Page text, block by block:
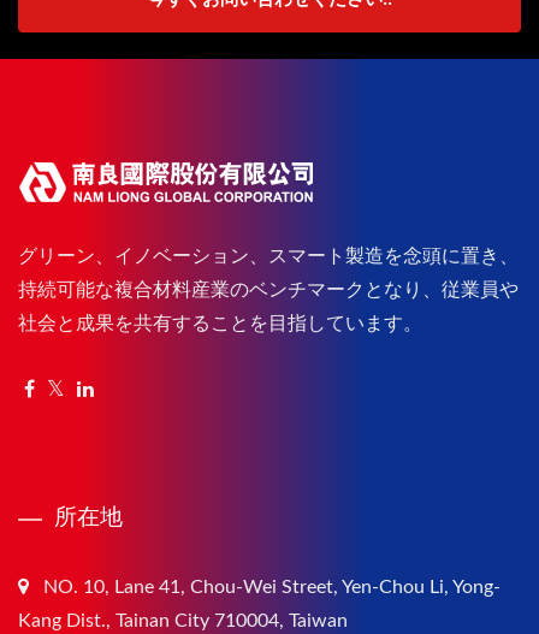
グリーン、イノベーション、スマート製造を念頭に置き、
持続可能な複合材料産業のベンチマークとなり、従業員や
社会と成果を共有することを目指しています。
所在地
NO. 10, Lane 41, Chou-Wei Street, Yen-Chou Li, Yong-
Kang Dist., Tainan City 710004, Taiwan